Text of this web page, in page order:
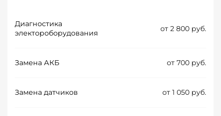
Диагностика
электороборудования
от 2 800 руб.
Замена АКБ от 700 руб.
Замена датчиков от 1 050 руб.